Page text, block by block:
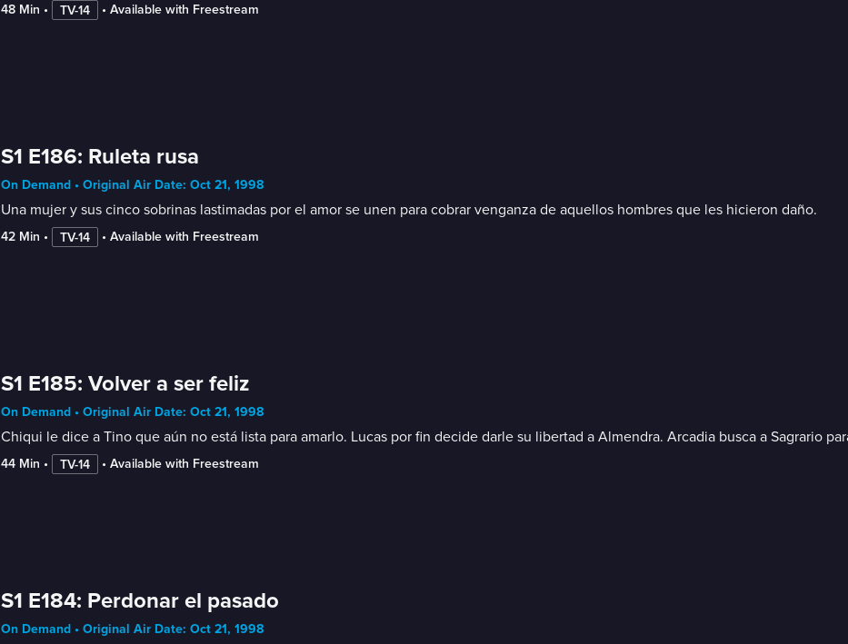
48 Min • TV-14 • Available with Freestream
S1 E186: Ruleta rusa
On Demand • Original Air Date: Oct 21, 1998
Una mujer y sus cinco sobrinas lastimadas por el amor se unen para cobrar venganza de aquellos hombres que les hicieron daño.
42 Min • TV-14 • Available with Freestream
S1 E185: Volver a ser feliz
On Demand • Original Air Date: Oct 21, 1998
Chiqui le dice a Tino que aún no está lista para amarlo. Lucas por fin decide darle su libertad a Almendra. Arcadia busca a Sagrario
44 Min • TV-14 • Available with Freestream
S1 E184: Perdonar el pasado
On Demand • Original Air Date: Oct 21, 1998